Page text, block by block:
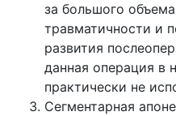
за большого
травматичности и
развития
данная операция в
практически не
Сегментарная